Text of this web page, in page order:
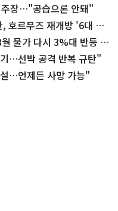
주장…"공습으론 안돼"
호르무즈 재개방 '6대 요
물가 다시 3%대 반등 우
…선박 공격 반복 규탄"
…언제든 사망 가능"